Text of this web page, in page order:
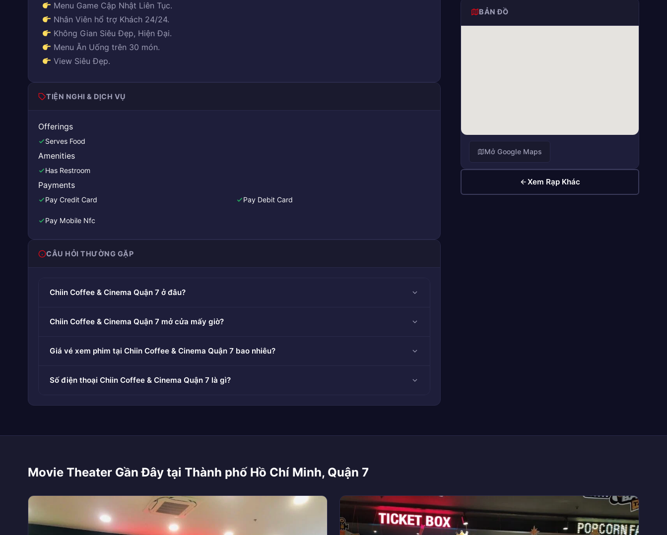
Menu Game Cập Nhật Liên Tục.
Nhân Viên hổ trợ Khách 24/24.
Không Gian Siêu Đẹp, Hiện Đại.
Menu Ăn Uống trên 30 món.
View Siêu Đẹp.
TIỆN NGHI & DỊCH VỤ
Offerings
Serves Food
Amenities
Has Restroom
Payments
Pay Credit Card Pay Debit Card
Pay Mobile Nfc
CÂU HỎI THƯỜNG GẶP
Chiin Coffee & Cinema Quận 7 ở đâu?
Chiin Coffee & Cinema Quận 7 mở cửa mấy giờ?
Giá vé xem phim tại Chiin Coffee & Cinema Quận 7 bao nhiêu?
Số điện thoại Chiin Coffee & Cinema Quận 7 là gì?
BẢN ĐỒ
Mở Google Maps
Xem Rạp Khác
Movie Theater Gần Đây tại Thành phố Hồ Chí Minh, Quận 7